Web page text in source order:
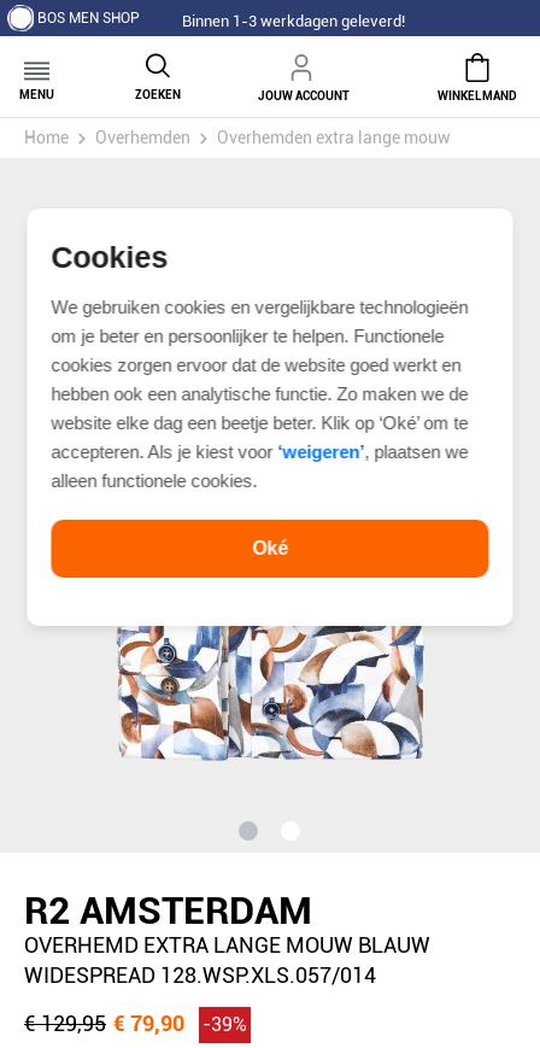
Cookies
We gebruiken cookies en vergelijkbare technologieën
om je beter en persoonlijker te helpen. Functionele
cookies zorgen ervoor dat de website goed werkt en
hebben ook een analytische functie. Zo maken we de
website elke dag een beetje beter. Klik op ‘Oké’ om te
accepteren. Als je kiest voor ‘weigeren’, plaatsen we
alleen functionele cookies.
Oké
BOS MEN SHOP Binnen 1-3 werkdagen geleverd!
MENU ZOEKEN JOUW ACCOUNT WINKELMAND
Home Overhemden Overhemden extra lange mouw
R2 AMSTERDAM
OVERHEMD EXTRA LANGE MOUW BLAUW
WIDESPREAD 128.WSP.XLS.057/014
€ 129,95 € 79,90 -39%